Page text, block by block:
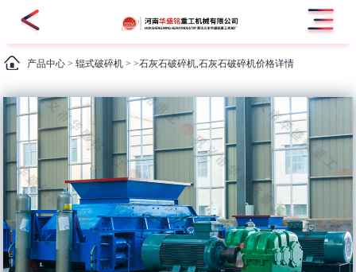
产品中心 >辊式破碎机 > >石灰石破碎机,石灰石破碎机价格详情